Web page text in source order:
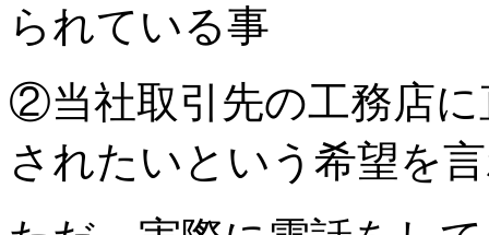
られている事
②当社取引先の工務店
されたいという希望を